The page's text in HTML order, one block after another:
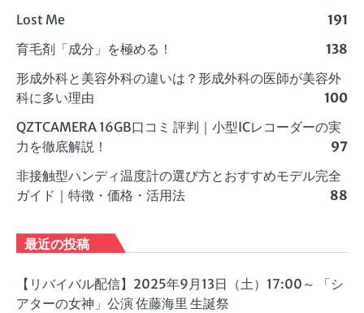
Lost Me
191
育毛剤「成分」を極める！
138
形成外科と美容外科の違いは？形成外科の医師が美容外
科に多い理由
100
QZTCAMERA 16GB口コミ 評判｜小型ICレコーダーの実
力を徹底解説！
97
非接触型ハンディ温度計の選び方とおすすめモデル完全
ガイド｜特徴・価格・活用法
88
最近の投稿
【リバイバル配信】2025年9月13日（土）17:00～ 「シ
アターの女神」公演 佐藤海里 生誕祭